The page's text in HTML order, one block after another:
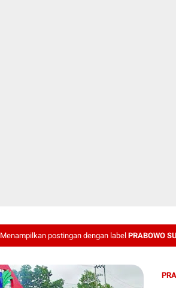
Menampilkan postingan dengan label PRABOWO